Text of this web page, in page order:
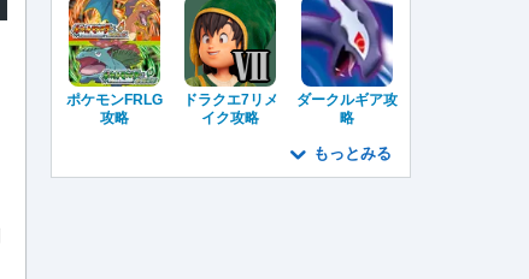
ポケモンFRLG
攻略
ドラクエ7リメ
イク攻略
ダークルギア攻
略
もっとみる